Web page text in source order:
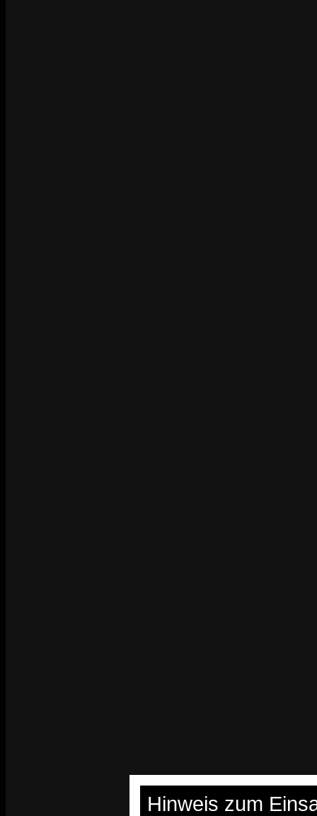
Hinweis zum